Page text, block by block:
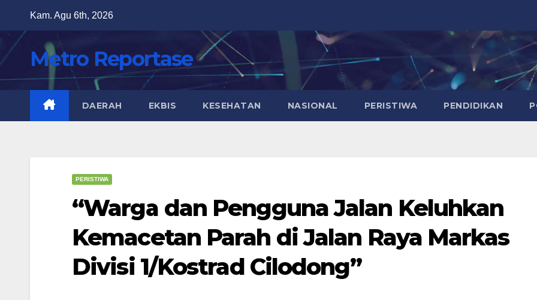
content
Kam. Agu 6th, 2026
Metro Reportase
DAERAH EKBIS KESEHATAN NASIONAL PERISTIWA PENDIDIKAN
PERISTIWA
“Warga dan Pengguna Jalan Keluhkan
Kemacetan Parah di Jalan Raya Markas
Divisi 1/Kostrad Cilodong”